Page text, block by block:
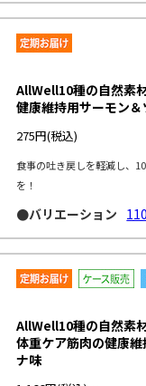
AllWell10種の自然素
健康維持用サーモン
275円(税込)
食事の吐き戻しを軽減し、
を！
●バリエーション
AllWell10種の自然素
体重ケア筋肉の健康
ナ味